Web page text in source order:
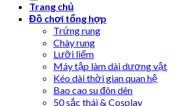
Trang chủ
Đồ chơi tổng hợp
Trứng rung
Chày rung
Lưỡi liếm
Máy tập làm dài dương vật
Kéo dài thời gian quan hệ
Bao cao su đôn dên
50 sắc thái & Cosplay